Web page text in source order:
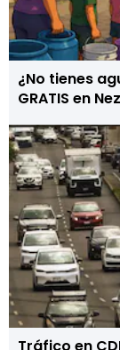
¿No tienes
GRATIS en